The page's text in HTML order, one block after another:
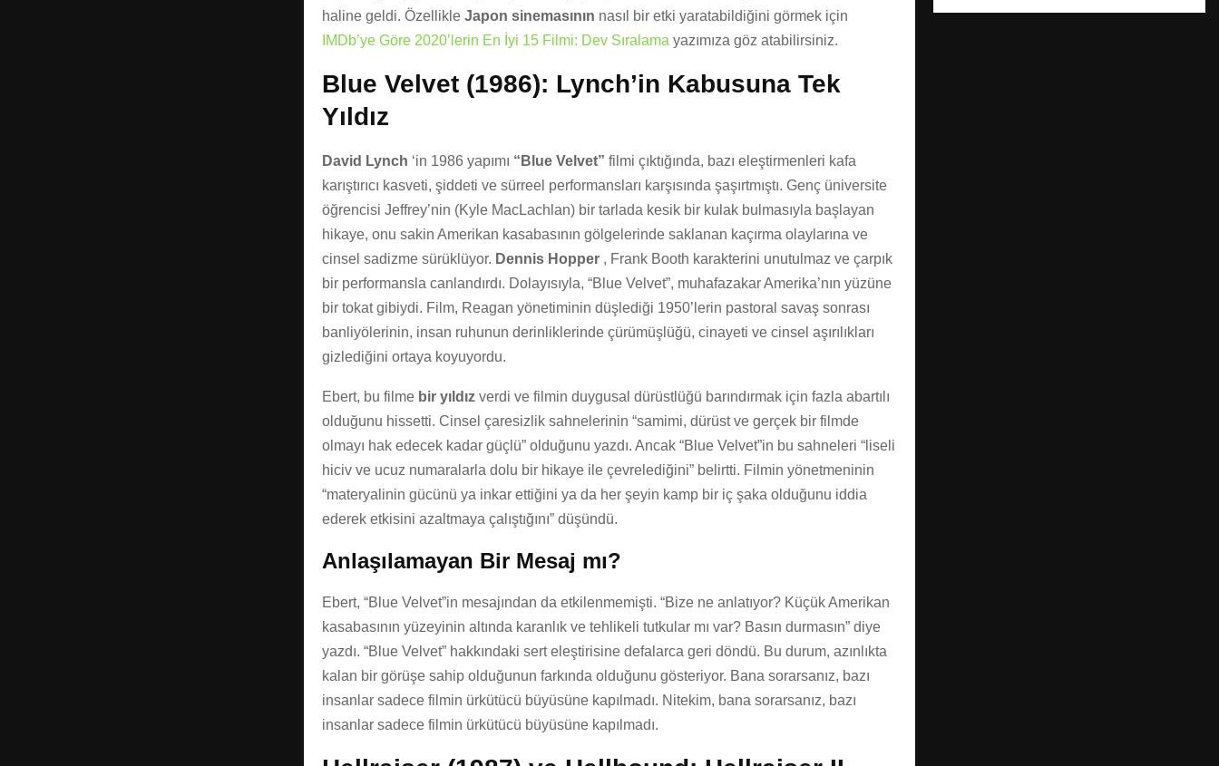
haline geldi. Özellikle Japon sinemasının nasıl bir etki yaratabildiğini görmek için
IMDb’ye Göre 2020’lerin En İyi 15 Filmi: Dev Sıralama yazımıza göz atabilirsiniz.
Blue Velvet (1986): Lynch’in Kabusuna Tek
Yıldız
David Lynch ‘in 1986 yapımı “Blue Velvet” filmi çıktığında, bazı eleştirmenleri kafa
karıştırıcı kasveti, şiddeti ve sürreel performansları karşısında şaşırtmıştı. Genç üniversite
öğrencisi Jeffrey’nin (Kyle MacLachlan) bir tarlada kesik bir kulak bulmasıyla başlayan
hikaye, onu sakin Amerikan kasabasının gölgelerinde saklanan kaçırma olaylarına ve
cinsel sadizme sürüklüyor. Dennis Hopper , Frank Booth karakterini unutulmaz ve çarpık
bir performansla canlandırdı. Dolayısıyla, “Blue Velvet”, muhafazakar Amerika’nın yüzüne
bir tokat gibiydi. Film, Reagan yönetiminin düşlediği 1950’lerin pastoral savaş sonrası
banliyölerinin, insan ruhunun derinliklerinde çürümüşlüğü, cinayeti ve cinsel aşırılıkları
gizlediğini ortaya koyuyordu.
Ebert, bu filme bir yıldız verdi ve filmin duygusal dürüstlüğü barındırmak için fazla abartılı
olduğunu hissetti. Cinsel çaresizlik sahnelerinin “samimi, dürüst ve gerçek bir filmde
olmayı hak edecek kadar güçlü” olduğunu yazdı. Ancak “Blue Velvet”in bu sahneleri “liseli
hiciv ve ucuz numaralarla dolu bir hikaye ile çevrelediğini” belirtti. Filmin yönetmeninin
“materyalinin gücünü ya inkar ettiğini ya da her şeyin kamp bir iç şaka olduğunu iddia
ederek etkisini azaltmaya çalıştığını” düşündü.
Anlaşılamayan Bir Mesaj mı?
Ebert, “Blue Velvet”in mesajından da etkilenmemişti. “Bize ne anlatıyor? Küçük Amerikan
kasabasının yüzeyinin altında karanlık ve tehlikeli tutkular mı var? Basın durmasın” diye
yazdı. “Blue Velvet” hakkındaki sert eleştirisine defalarca geri döndü. Bu durum, azınlıkta
kalan bir görüşe sahip olduğunun farkında olduğunu gösteriyor. Bana sorarsanız, bazı
insanlar sadece filmin ürkütücü büyüsüne kapılmadı. Nitekim, bana sorarsanız, bazı
insanlar sadece filmin ürkütücü büyüsüne kapılmadı.